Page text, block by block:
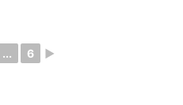
... 6 ►